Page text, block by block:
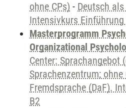
ohne CPs) - Deutsch
Intensivkurs Einführung
Masterprogramm
Organizational
Center: Sprachangebot
Sprachenzentrum; ohne
Fremdsprache (DaF).
B2